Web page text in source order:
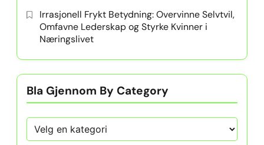
Irrasjonell Frykt Betydning: Overvinne Selvtvil,
Omfavne Lederskap og Styrke Kvinner i
Næringslivet
Bla Gjennom By Category